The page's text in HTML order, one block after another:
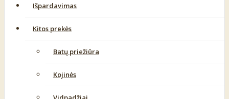
Išpardavimas
Kitos prekės
Batų priežiūra
Kojinės